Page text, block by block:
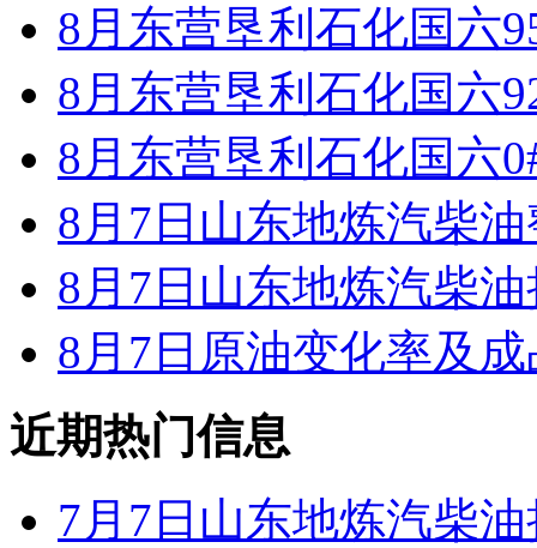
8月东营垦利石化国六
8月东营垦利石化国六
8月东营垦利石化国六
8月7日山东地炼汽柴
8月7日山东地炼汽柴
8月7日原油变化率及
近期热门信息
7月7日山东地炼汽柴